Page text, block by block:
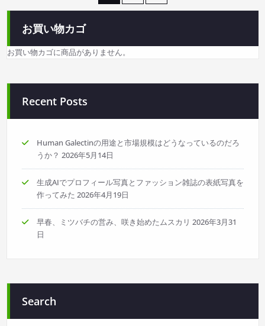
の
ジ
お買い物カゴ
お買い物カゴに商品がありません。
Recent Posts
Human Galectinの用途と市場規模はどうなっているのだろ
うか？ 2026年5月14日
生成AIでプロフィール写真とファッション雑誌の表紙写真を
作ってみた 2026年4月19日
早春、ミツバチの営み、咲き始めたムスカリ 2026年3月31
日
Search